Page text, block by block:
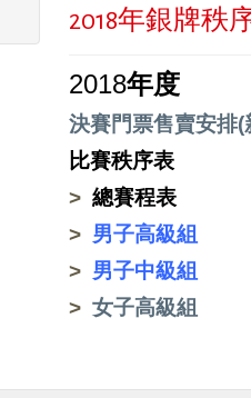
2018年銀牌秩
2018年度
決賽門票售賣安排(
比賽秩序表
> 總賽程表
> 男子高級組
> 男子中級組
> 女子高級組